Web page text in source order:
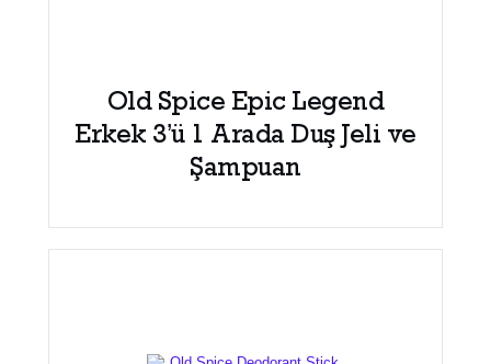
Old Spice Epic Legend
Erkek 3’ü 1 Arada Duş Jeli ve
Şampuan